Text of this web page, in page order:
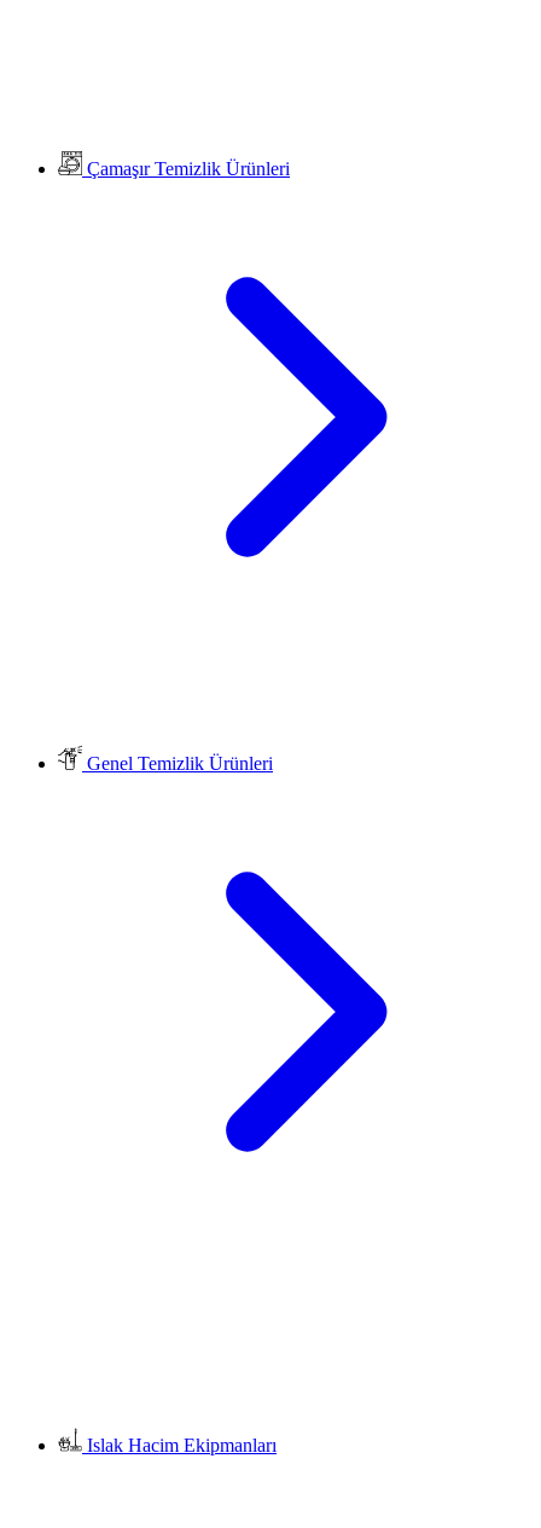
Çamaşır Temizlik Ürünleri
Genel Temizlik Ürünleri
Islak Hacim Ekipmanları